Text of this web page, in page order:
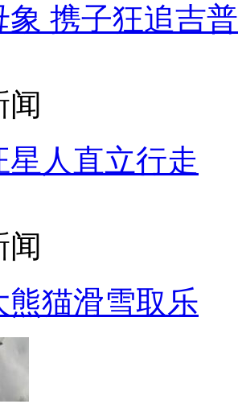
象 携子狂追吉
闻
星人直立行走
闻
熊猫滑雪取乐